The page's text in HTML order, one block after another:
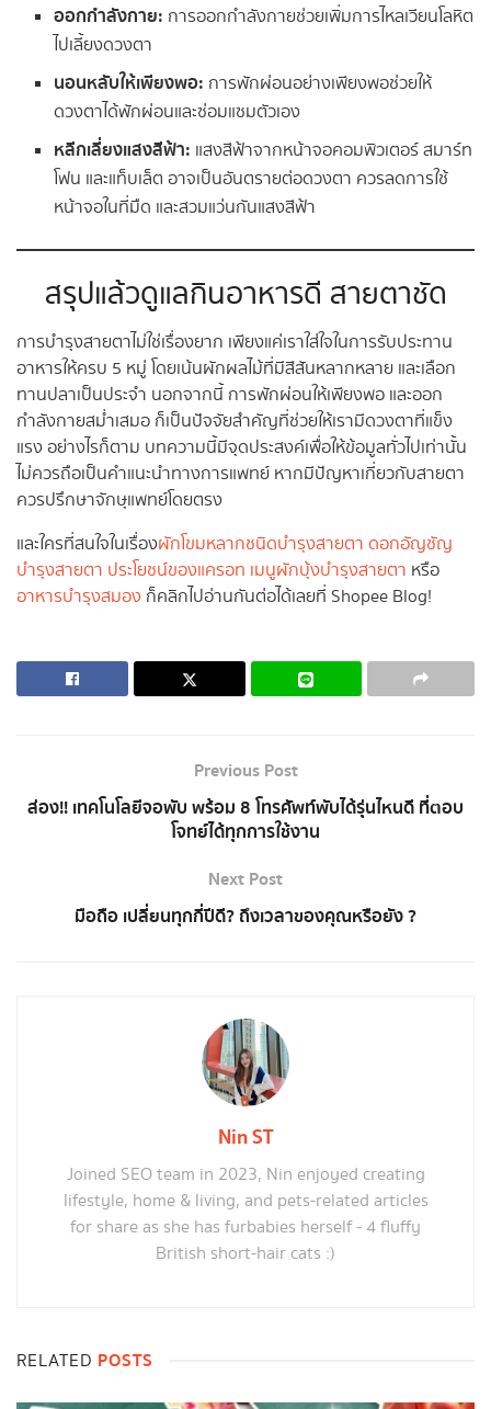
ออกกำลังกาย: การออกกำลังกายช่วยเพิ่มการไหลเวียนโลหิต
ไปเลี้ยงดวงตา
นอนหลับให้เพียงพอ: การพักผ่อนอย่างเพียงพอช่วยให้
ดวงตาได้พักผ่อนและซ่อมแซมตัวเอง
หลีกเลี่ยงแสงสีฟ้า: แสงสีฟ้าจากหน้าจอคอมพิวเตอร์ สมาร์ท
โฟน และแท็บเล็ต อาจเป็นอันตรายต่อดวงตา ควรลดการใช้
หน้าจอในที่มืด และสวมแว่นกันแสงสีฟ้า
สรุปแล้วดูแลกินอาหารดี สายตาชัด
การบำรุงสายตาไม่ใช่เรื่องยาก เพียงแค่เราใส่ใจในการรับประทาน
อาหารให้ครบ 5 หมู่ โดยเน้นผักผลไม้ที่มีสีสันหลากหลาย และเลือก
ทานปลาเป็นประจำ นอกจากนี้ การพักผ่อนให้เพียงพอ และออก
กำลังกายสม่ำเสมอ ก็เป็นปัจจัยสำคัญที่ช่วยให้เรามีดวงตาที่แข็ง
แรง อย่างไรก็ตาม บทความนี้มีจุดประสงค์เพื่อให้ข้อมูลทั่วไปเท่านั้น
ไม่ควรถือเป็นคำแนะนำทางการแพทย์ หากมีปัญหาเกี่ยวกับสายตา
ควรปรึกษาจักษุแพทย์โดยตรง
และใครที่สนใจในเรื่องผักโขมหลากชนิดบำรุงสายตา ดอกอัญชัญ
บำรุงสายตา ประโยชน์ของแครอท เมนูผักบุ้งบำรุงสายตา หรือ
อาหารบำรุงสมอง ก็คลิกไปอ่านกันต่อได้เลยที่ Shopee Blog!
Previous Post
ส่อง!! เทคโนโลยีจอพับ พร้อม 8 โทรศัพท์พับได้รุ่นไหนดี ที่ตอบ
โจทย์ได้ทุกการใช้งาน
Next Post
มือถือ เปลี่ยนทุกกี่ปีดี? ถึงเวลาของคุณหรือยัง ?
Nin ST
Joined SEO team in 2023, Nin enjoyed creating
lifestyle, home & living, and pets-related articles
for share as she has furbabies herself - 4 fluffy
British short-hair cats :)
RELATED POSTS